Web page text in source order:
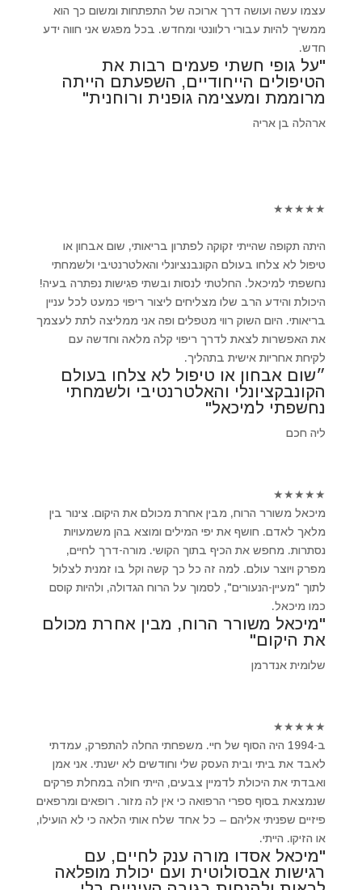
עצמו עשה ועושה דרך ארוכה של התפתחות ומשום כך הוא
ממשיך להיות עבורי רלוונטי ומחדש. בכל מפגש אני חווה ידע
חדש.
"על גופי חשתי פעמים רבות את
הטיפולים הייחודיים, השפעתם הייתה
מרוממת ומעצימה גופנית ורוחנית"
ארהלה בן אריה
★
★
★
★
★
היתה תקופה שהייתי זקוקה לפתרון בריאותי, שום אבחון או
טיפול לא צלחו בעולם הקונבנציונלי והאלטרנטיבי ולשמחתי
נחשפתי למיכאל. החלטתי לנסות ובשתי פגישות נפתרה בעיה!
היכולת והידע הרב שלו מצליחים ליצור ריפוי כמעט לכל עניין
בריאותי. היום השוק רווי מטפלים ופה אני ממליצה לתת לעצמך
את האפשרות לצאת לדרך ריפוי קלה מלאה וחדשה עם
לקיחת אחריות אישית בתהליך.
״שום אבחון או טיפול לא צלחו בעולם
הקונבקציונלי והאלטרנטיבי ולשמחתי
נחשפתי למיכאל"
ליה חכם
★
★
★
★
★
מיכאל משורר הרוח, מבין אחרת מכולם את היקום. צינור בין
מלאך לאדם. חושף את יפי המילים ומוצא בהן משמעויות
נסתרות. מחפש את הכיף בתוך הקושי. מורה-דרך לחיים,
מפרק ויוצר עולם. למה זה כל כך קשה וקל בו זמנית לצלול
לתוך "מעיין-הנעורים", לסמוך על הרוח הגדולה, ולהיות קוסם
כמו מיכאל.
"מיכאל משורר הרוח, מבין אחרת מכולם
את היקום"
שלומית אנדרמן
★
★
★
★
★
ב-1994 היה הסוף של חיי. משפחתי החלה להתפרק, עמדתי
לאבד את ביתי ובית העסק שלי וחודשים לא ישנתי. אני אמן
ואבדתי את היכולת לדמיין צבעים, הייתי חולה במחלת פרקים
שנמצאת בסוף ספרי הרפואה כי אין לה מזור. רופאים ומרפאים
פיזיים שפניתי אליהם – כל אחד שלח אותי הלאה כי לא הועילו,
או הזיקו. הייתי.
"מיכאל אסדו מורה ענק לחיים, עם
רגישות אבסולוטית ועם יכולת מופלאה